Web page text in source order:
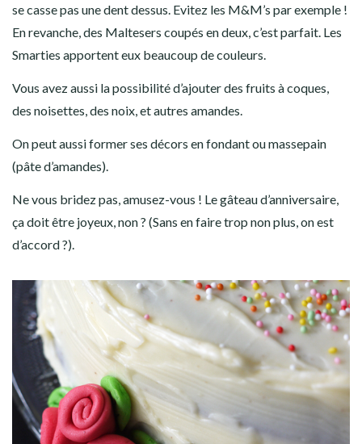
se casse pas une dent dessus. Evitez les M&M’s par exemple !
En revanche, des Maltesers coupés en deux, c’est parfait. Les
Smarties apportent eux beaucoup de couleurs.
Vous avez aussi la possibilité d’ajouter des fruits à coques,
des noisettes, des noix, et autres amandes.
On peut aussi former ses décors en fondant ou massepain
(pâte d’amandes).
Ne vous bridez pas, amusez-vous ! Le gâteau d’anniversaire,
ça doit être joyeux, non ? (Sans en faire trop non plus, on est
d’accord ?).